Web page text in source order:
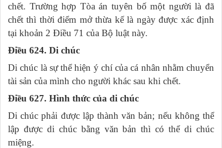
chết. Trường hợp Tòa án tuyên bố một người là đã
chết thì thời điểm mở thừa kế là ngày được xác định
tại khoản 2 Điều 71 của Bộ luật này.
Điều 624. Di chúc
Di chúc là sự thể hiện ý chí của cá nhân nhằm chuyển
tài sản của mình cho người khác sau khi chết.
Điều 627. Hình thức của di chúc
Di chúc phải được lập thành văn bản; nếu không thể
lập được di chúc bằng văn bản thì có thể di chúc
miệng.